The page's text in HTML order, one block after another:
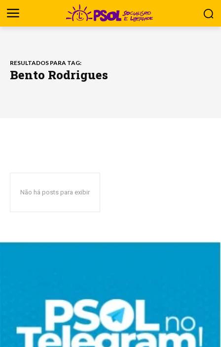
RESULTADOS PARA TAG:
Bento Rodrigues
Não há posts para exibir